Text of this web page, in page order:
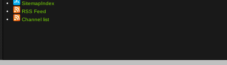
SitemapIndex
RSS Feed
Channel list